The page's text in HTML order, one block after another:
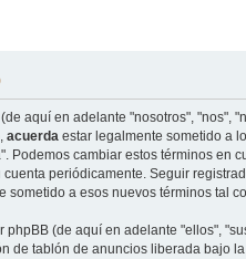
aquí en adelante "nosotros", "nos",
acuerdaestar legalmente sometido a
Podemos cambiar estos términos en
periódicamente. Seguir
sometido a esos nuevos términos tal
(de aquí en adelante "ellos",
de tablón de anuncios liberada bajo la